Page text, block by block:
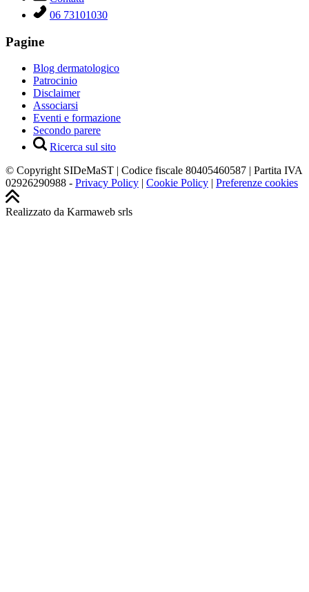
06 73101030
Pagine
Blog dermatologico
Patrocinio
Disclaimer
Associarsi
Eventi e formazione
Secondo parere
Ricerca sul sito
© Copyright SIDeMaST | Codice fiscale 80405460587 | Partita IVA
02926290988 - Privacy Policy | Cookie Policy | Preferenze cookies
Realizzato da Karmaweb srls